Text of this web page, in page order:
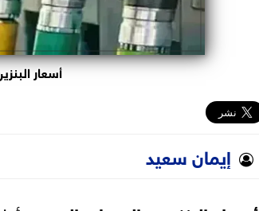
أسعار
إيمان سعيد